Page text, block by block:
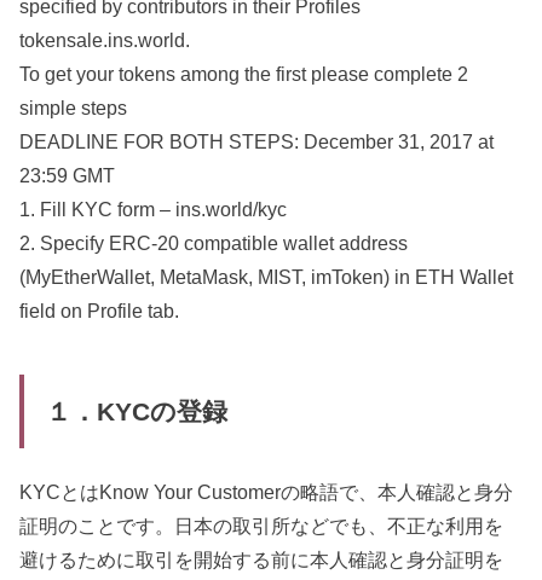
specified by contributors in their Profiles
tokensale.ins.world.
To get your tokens among the first please complete 2
simple steps
DEADLINE FOR BOTH STEPS: December 31, 2017 at
23:59 GMT
1. Fill KYC form – ins.world/kyc
2. Specify ERC-20 compatible wallet address
(MyEtherWallet, MetaMask, MIST, imToken) in ETH Wallet
field on Profile tab.
１．KYCの登録
KYCとはKnow Your Customerの略語で、本人確認と身分
証明のことです。日本の取引所などでも、不正な利用を
避けるために取引を開始する前に本人確認と身分証明を